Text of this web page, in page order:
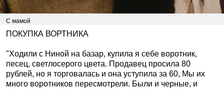
С мамой
ПОКУПКА ВОРТНИКА
"Ходили с Ниной на базар, купила я себе воротник,
песец, светло­серого цвета. Продавец просила 80
рублей, но я торговалась и она уступила за 60, Мы их
много воротников пересмотрели. Были и черные, и